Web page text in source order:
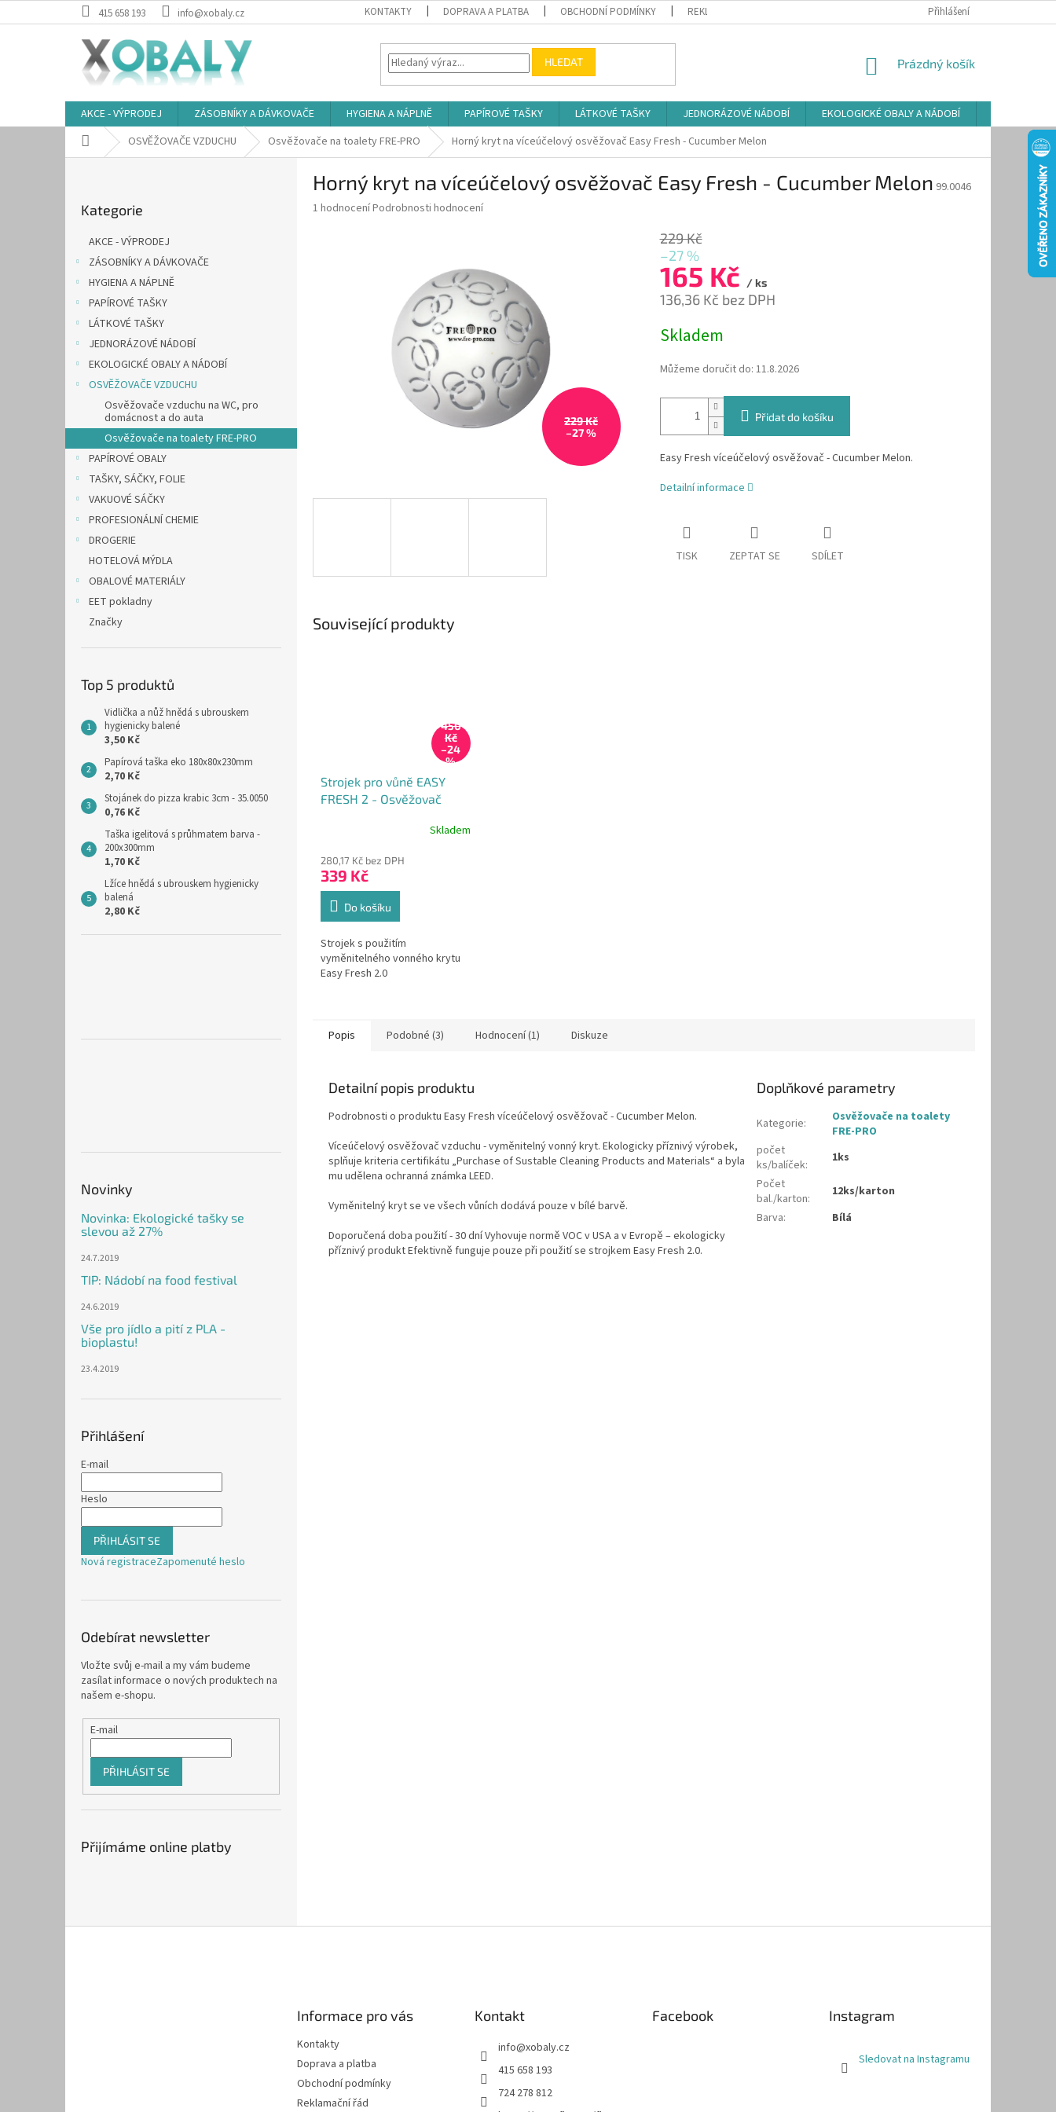
na
415 658 193 info@xobaly.cz KONTAKTY DOPRAVA A PLATBA OBCHODNÍ PODMÍNKY REKLAMAČNÍ ŘÁD ZÁSADY POUŽÍVÁNÍ SOUBORŮ COOKIES
Přihlášení
HLEDAT
NÁKUPNÍ
Prázdný košík
AKCE - VÝPRODEJ ZÁSOBNÍKY A DÁVKOVAČE HYGIENA A NÁPLNĚ PAPÍROVÉ TAŠKY LÁTKOVÉ TAŠKY JEDNORÁZOVÉ NÁDOBÍ EKOLOGICKÉ OBALY A NÁDOBÍ
Domů OSVĚŽOVAČE VZDUCHU Osvěžovače na toalety FRE-PRO Horný kryt na víceúčelový osvěžovač Easy Fresh - Cucumber Melon
kategorie
Kategorie
AKCE - VÝPRODEJ
ZÁSOBNÍKY A DÁVKOVAČE
HYGIENA A NÁPLNĚ
PAPÍROVÉ TAŠKY
LÁTKOVÉ TAŠKY
JEDNORÁZOVÉ NÁDOBÍ
EKOLOGICKÉ OBALY A NÁDOBÍ
OSVĚŽOVAČE VZDUCHU
Osvěžovače vzduchu na WC, pro
domácnost a do auta
Osvěžovače na toalety FRE-PRO
PAPÍROVÉ OBALY
TAŠKY, SÁČKY, FOLIE
VAKUOVÉ SÁČKY
PROFESIONÁLNÍ CHEMIE
DROGERIE
HOTELOVÁ MÝDLA
OBALOVÉ MATERIÁLY
EET pokladny
Značky
Top 5 produktů
Vidlička a nůž hnědá s ubrouskem
hygienicky balené
3,50 Kč
Papírová taška eko 180x80x230mm
2,70 Kč
Stojánek do pizza krabic 3cm - 35.0050
0,76 Kč
Taška igelitová s průhmatem barva -
200x300mm
1,70 Kč
Lžíce hnědá s ubrouskem hygienicky
balená
2,80 Kč
Novinky
Novinka: Ekologické tašky se
slevou až 27%
24.7.2019
TIP: Nádobí na food festival
24.6.2019
Vše pro jídlo a pití z PLA -
bioplastu!
23.4.2019
Přihlášení
E-mail
Heslo
PŘIHLÁSIT SE
Nová registraceZapomenuté heslo
Odebírat newsletter
Vložte svůj e-mail a my vám budeme
zasílat informace o nových produktech na
našem e-shopu.
E-mail
PŘIHLÁSIT SE
Přijímáme online platby
Horný kryt na víceúčelový osvěžovač Easy Fresh - Cucumber Melon 99.0046
Průměrné
1 hodnoceníPodrobnosti hodnocení
229 Kč
–27 %
229 Kč
–27 %
165 Kč / ks
136,36 Kč bez DPH
cena:
Skladem
Můžeme doručit do: 11.8.2026
Přidat do košíku
Easy Fresh víceúčelový osvěžovač - Cucumber Melon.
Detailní informace
TISK ZEPTAT SE SDÍLET
Související produkty
450
Kč
–24
%
Strojek pro vůně EASY
FRESH 2 - Osvěžovač
Skladem
280,17 Kč bez DPH
339 Kč
Do košíku
Strojek s použitím
vyměnitelného vonného krytu
Easy Fresh 2.0
Popis Podobné (3) Hodnocení (1) Diskuze
Detailní popis produktu
Podrobnosti o produktu Easy Fresh víceúčelový osvěžovač - Cucumber Melon.
Víceúčelový osvěžovač vzduchu - vyměnitelný vonný kryt. Ekologicky příznivý výrobek,
splňuje kriteria certifikátu „Purchase of Sustable Cleaning Products and Materials“ a byla
mu udělena ochranná známka LEED.
Vyměnitelný kryt se ve všech vůních dodává pouze v bílé barvě.
Doporučená doba použití - 30 dní Vyhovuje normě VOC v USA a v Evropě – ekologicky
příznivý produkt Efektivně funguje pouze při použití se strojkem Easy Fresh 2.0.
Doplňkové parametry
Kategorie:
Osvěžovače na toalety
FRE-PRO
počet
ks/balíček:
1ks
Počet
bal./karton:
12ks/karton
Barva: Bílá
Informace pro vás
Kontakty
Doprava a platba
Obchodní podmínky
Reklamační řád
Kontakt
info@xobaly.cz
415 658 193
724 278 812
Facebook Instagram
Sledovat na Instagramu